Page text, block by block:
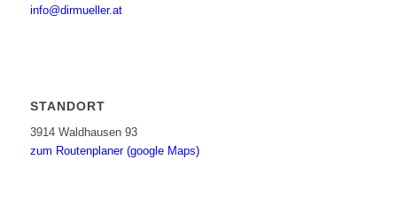
info@dirmueller.at
STANDORT
3914 Waldhausen 93
zum Routenplaner (google Maps)